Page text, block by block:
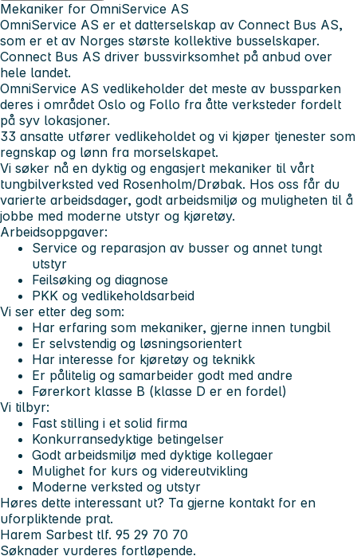
Mekaniker for OmniService AS
OmniService AS er et datterselskap av Connect Bus AS,
som er et av Norges største kollektive busselskaper.
Connect Bus AS driver bussvirksomhet på anbud over
hele landet.
OmniService AS vedlikeholder det meste av bussparken
deres i området Oslo og Follo fra åtte verksteder fordelt
på syv lokasjoner.
33 ansatte utfører vedlikeholdet og vi kjøper tjenester som
regnskap og lønn fra morselskapet.
Vi søker nå en dyktig og engasjert mekaniker til vårt
tungbilverksted ved Rosenholm/Drøbak. Hos oss får du
varierte arbeidsdager, godt arbeidsmiljø og muligheten til å
jobbe med moderne utstyr og kjøretøy.
Arbeidsoppgaver:
Service og reparasjon av busser og annet tungt
utstyr
Feilsøking og diagnose
PKK og vedlikeholdsarbeid
Vi ser etter deg som:
Har erfaring som mekaniker, gjerne innen tungbil
Er selvstendig og løsningsorientert
Har interesse for kjøretøy og teknikk
Er pålitelig og samarbeider godt med andre
Førerkort klasse B (klasse D er en fordel)
Vi tilbyr:
Fast stilling i et solid firma
Konkurransedyktige betingelser
Godt arbeidsmiljø med dyktige kollegaer
Mulighet for kurs og videreutvikling
Moderne verksted og utstyr
Høres dette interessant ut? Ta gjerne kontakt for en
uforpliktende prat.
Harem Sarbest tlf. 95 29 70 70
Søknader vurderes fortløpende.